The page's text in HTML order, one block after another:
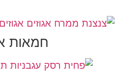
חמאות